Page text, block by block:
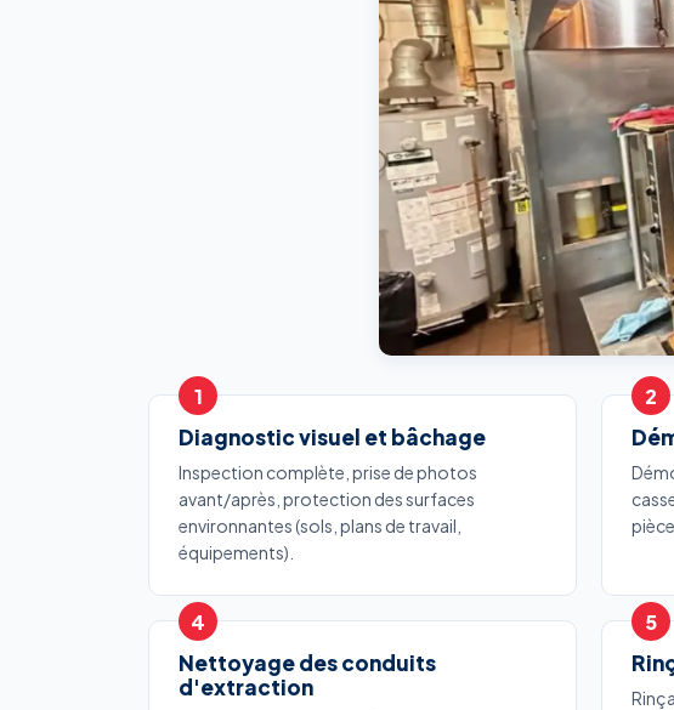
Diagnostic visuel et bâchage
Inspection complète, prise de photos
avant/après, protection des surfaces
environnantes (sols, plans de travail,
équipements).
Nettoyage des conduits
d'extraction